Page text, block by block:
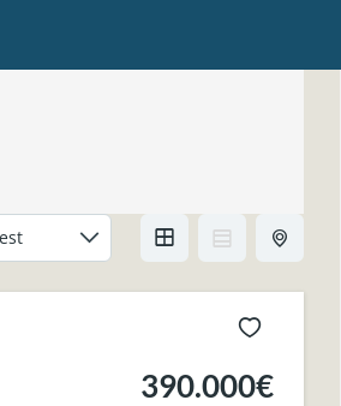
390.000€